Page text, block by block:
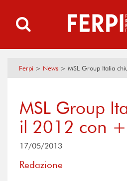
Ferpi > News > MSL Group Italia
MSL Group
il 2012 con
17/05/2013
Redazione